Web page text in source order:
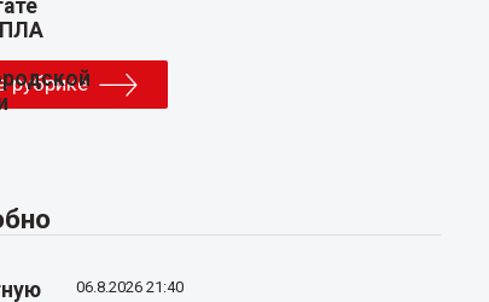
рубрике
06.8.2026 21:40